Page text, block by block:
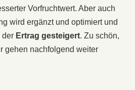
Vorfruchtwert. Aber auch
wird ergänzt und optimiert und
der Ertrag gesteigert. Zu schön,
gehen nachfolgend weiter